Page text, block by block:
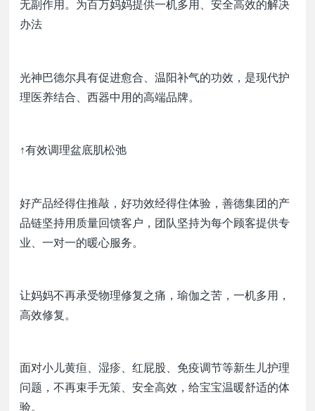
无副作用。为百万妈妈提供一机多用、安全高效的解决
办法
光神巴德尔具有促进愈合、温阳补气的功效，是现代护
理医养结合、西器中用的高端品牌。
↑有效调理盆底肌松弛
好产品经得住推敲，好功效经得住体验，善德集团的产
品链坚持用质量回馈客户，团队坚持为每个顾客提供专
业、一对一的暖心服务。
让妈妈不再承受物理修复之痛，瑜伽之苦，一机多用，
高效修复。
面对小儿黄疸、湿疹、红屁股、免疫调节等新生儿护理
问题，不再束手无策、安全高效，给宝宝温暖舒适的体
验。